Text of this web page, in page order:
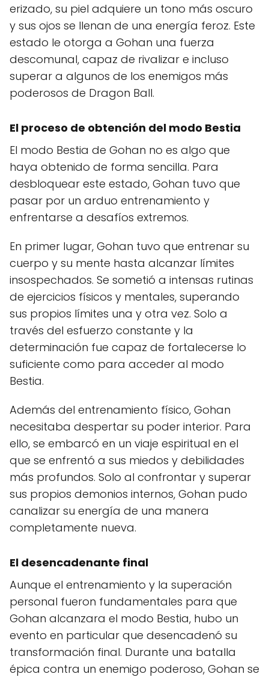
erizado, su piel adquiere un tono más oscuro
y sus ojos se llenan de una energía feroz. Este
estado le otorga a Gohan una fuerza
descomunal, capaz de rivalizar e incluso
superar a algunos de los enemigos más
poderosos de Dragon Ball.
El proceso de obtención del modo Bestia
El modo Bestia de Gohan no es algo que
haya obtenido de forma sencilla. Para
desbloquear este estado, Gohan tuvo que
pasar por un arduo entrenamiento y
enfrentarse a desafíos extremos.
En primer lugar, Gohan tuvo que entrenar su
cuerpo y su mente hasta alcanzar límites
insospechados. Se sometió a intensas rutinas
de ejercicios físicos y mentales, superando
sus propios límites una y otra vez. Solo a
través del esfuerzo constante y la
determinación fue capaz de fortalecerse lo
suficiente como para acceder al modo
Bestia.
Además del entrenamiento físico, Gohan
necesitaba despertar su poder interior. Para
ello, se embarcó en un viaje espiritual en el
que se enfrentó a sus miedos y debilidades
más profundos. Solo al confrontar y superar
sus propios demonios internos, Gohan pudo
canalizar su energía de una manera
completamente nueva.
El desencadenante final
Aunque el entrenamiento y la superación
personal fueron fundamentales para que
Gohan alcanzara el modo Bestia, hubo un
evento en particular que desencadenó su
transformación final. Durante una batalla
épica contra un enemigo poderoso, Gohan se